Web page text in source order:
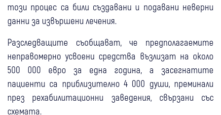
този процес са били създавани и подавани неверни
данни за извършени лечения.
Разследващите съобщават, че предполагаемите
неправомерно усвоени средства възлизат на около
500 000 евро за една година, а засегнатите
пациенти са приблизително 4 000 души, преминали
през рехабилитационни заведения, свързани със
схемата.